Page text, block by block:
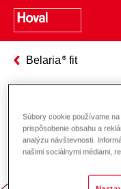
Belaria fit
Súbory cookie používame
prispôsobenie obsahu a
analýzu návštevnosti.
našimi sociálnymi médiami,